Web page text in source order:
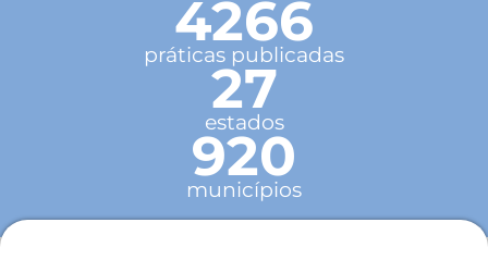
4266
práticas publicadas
27
estados
920
municípios